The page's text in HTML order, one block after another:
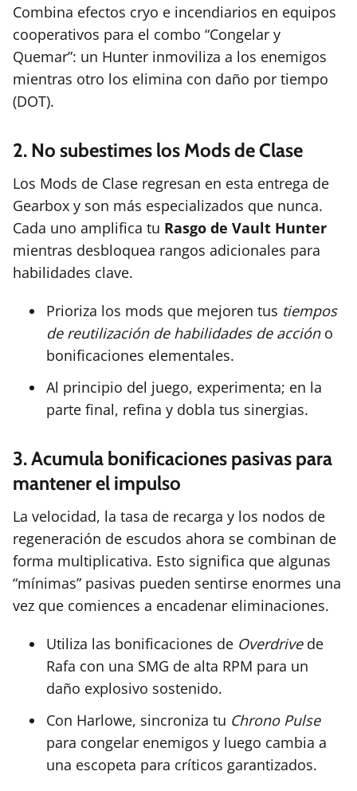
Combina efectos cryo e incendiarios en equipos
cooperativos para el combo “Congelar y
Quemar”: un Hunter inmoviliza a los enemigos
mientras otro los elimina con daño por tiempo
(DOT).
2. No subestimes los Mods de Clase
Los Mods de Clase regresan en esta entrega de
Gearbox y son más especializados que nunca.
Cada uno amplifica tu Rasgo de Vault Hunter
mientras desbloquea rangos adicionales para
habilidades clave.
Prioriza los mods que mejoren tus tiempos
de reutilización de habilidades de accióno
bonificaciones elementales.
Al principio del juego, experimenta; en la
parte final, refina y dobla tus sinergias.
3. Acumula bonificaciones pasivas para
mantener el impulso
La velocidad, la tasa de recarga y los nodos de
regeneración de escudos ahora se combinan de
forma multiplicativa. Esto significa que algunas
“mínimas” pasivas pueden sentirse enormes una
vez que comiences a encadenar eliminaciones.
Utiliza las bonificaciones de Overdrivede
Rafa con una SMG de alta RPM para un
daño explosivo sostenido.
Con Harlowe, sincroniza tu Chrono Pulse
para congelar enemigos y luego cambia a
una escopeta para críticos garantizados.